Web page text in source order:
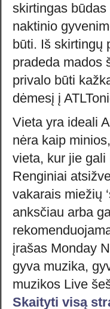
skirtingas
naktinio
būti. Iš skirtingų
pradeda mados
privalo būti
dėmesį į
Vieta yra ideali
nėra kaip
vieta, kur jie
Renginiai
vakarais miežių
anksčiau arba
įrašas Monday
gyva muzika,
muzikos Live
Skaityti visą